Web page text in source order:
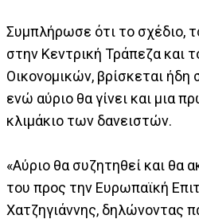
Συμπλήρωσε ότι το σχέδιο,
στην Κεντρική Τράπεζα και
Οικονομικών, βρίσκεται ήδη
ενώ αύριο θα γίνει και μια
κλιμάκιο των δανειστών.
«Αύριο θα συζητηθεί και θα
του προς την Ευρωπαϊκή
Χατζηγιάννης, δηλώνοντας